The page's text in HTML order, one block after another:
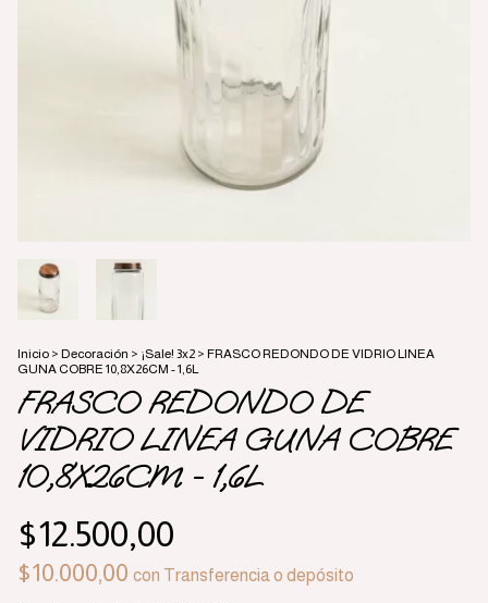
Inicio > Decoración > ¡Sale! 3x2 > FRASCO REDONDO DE VIDRIO LINEA
GUNA COBRE 10,8X26CM - 1,6L
FRASCO REDONDO DE
VIDRIO LINEA GUNA COBRE
10,8X26CM - 1,6L
$12.500,00
$10.000,00 con Transferencia o depósito